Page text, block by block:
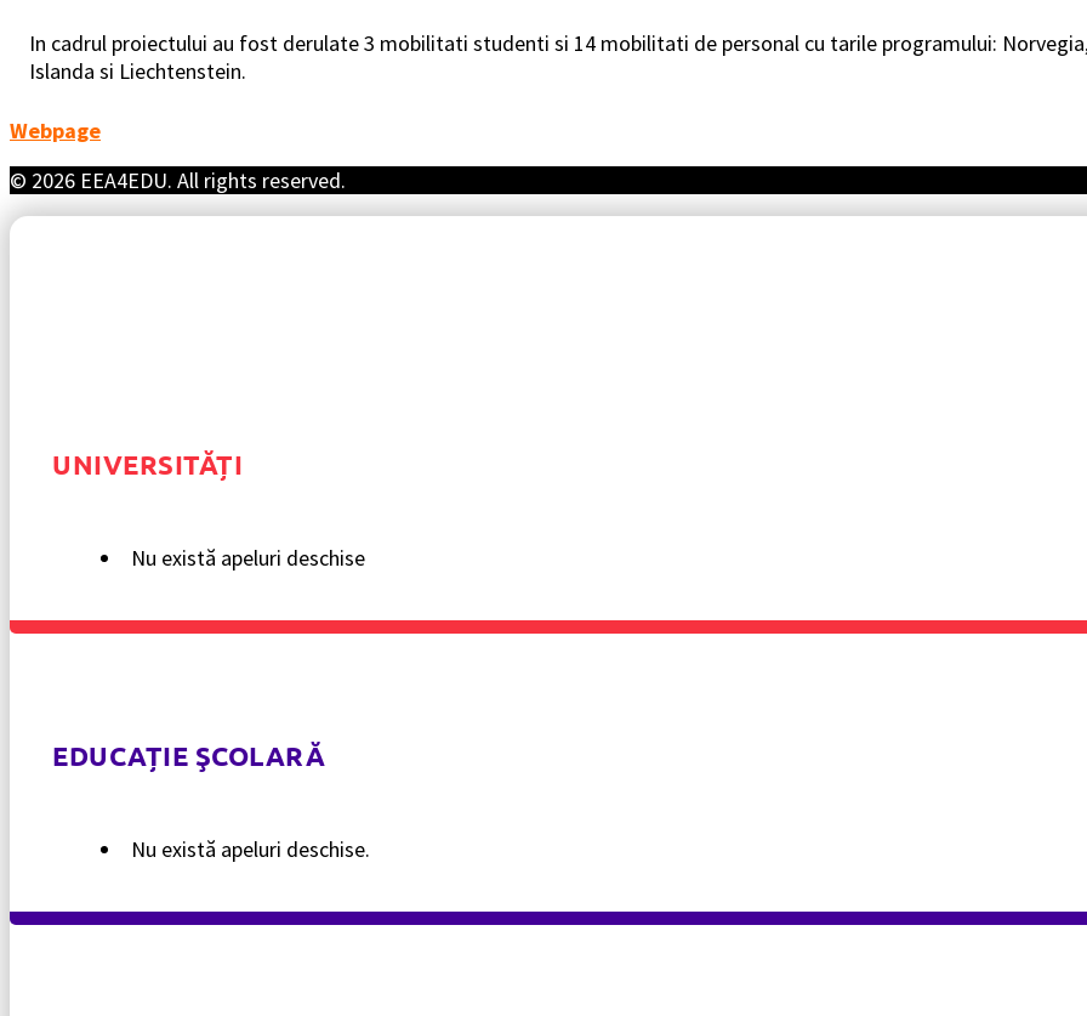
In cadrul proiectului au fost derulate 3 mobilitati studenti si 14 mobilitati de personal cu tarile programului:
Islanda si Liechtenstein.
Webpage
© 2026 EEA4EDU. All rights reserved.
UNIVERSITĂȚI
Nu există apeluri deschise
EDUCAȚIE ŞCOLARĂ
Nu există apeluri deschise.